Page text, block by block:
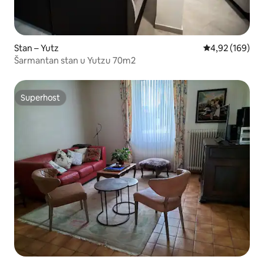
Stan – Yutz Prosječna
4,92 (169)
Šarmantan stan u Yutzu 70m2
Superhost
Superhost